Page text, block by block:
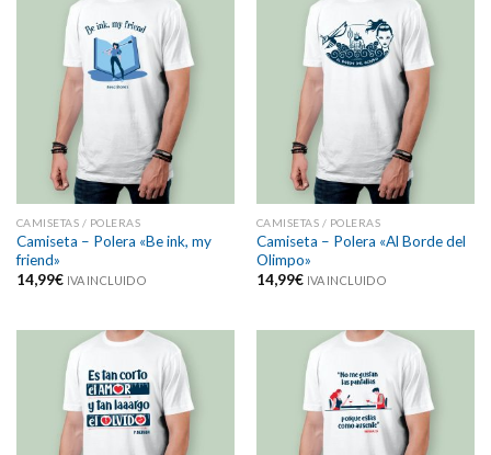
CAMISETAS / POLERAS
Camiseta – Polera «Be ink, my
friend»
14,99€ IVA INCLUIDO
CAMISETAS / POLERAS
Camiseta – Polera «Al Borde del
Olimpo»
14,99€ IVA INCLUIDO